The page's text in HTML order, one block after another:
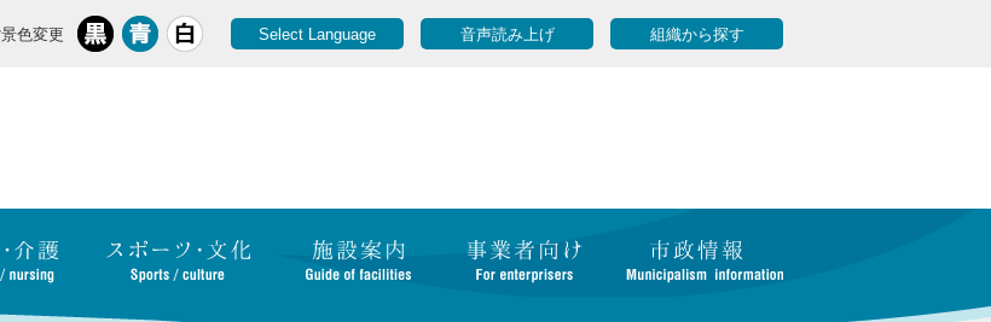
色変更 Select Language 音声読み上げ 組織から探す